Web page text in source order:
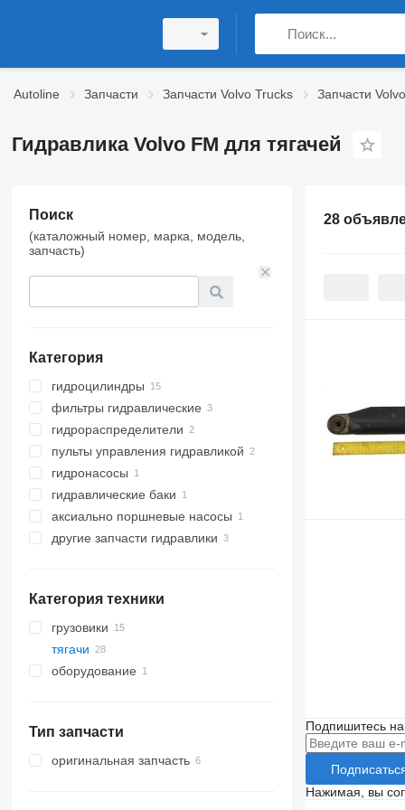
Autoline Запчасти Запчасти Volvo Trucks Запчасти
Гидравлика Volvo FM для тягачей
Поиск
(каталожный номер, марка, модель,
запчасть)
Категория
гидроцилиндры
фильтры гидравлические
гидрораспределители
пульты управления гидравликой
гидронасосы
гидравлические баки
аксиально поршневые насосы
другие запчасти гидравлики
Категория техники
грузовики
тягачи
оборудование
гидроборты
Тип запчасти
оригинальная запчасть
28
Подпишитесь
Нажимая, вы